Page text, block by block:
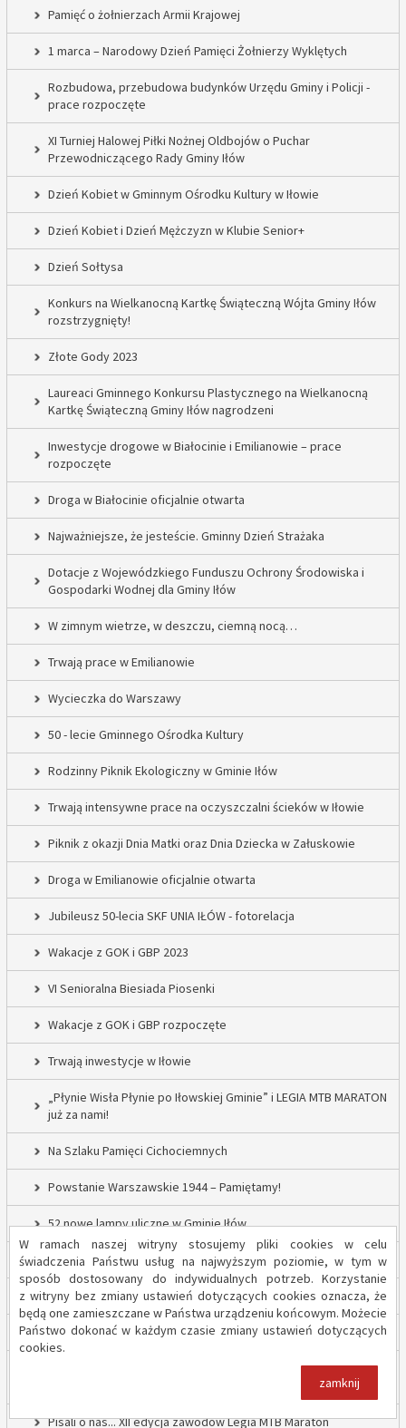
W ramach naszej witryny stosujemy pliki cookies w celu
świadczenia Państwu usług na najwyższym poziomie, w tym w
sposób dostosowany do indywidualnych potrzeb. Korzystanie
z witryny bez zmiany ustawień dotyczących cookies oznacza, że
będą one zamieszczane w Państwa urządzeniu końcowym. Możecie
Państwo dokonać w każdym czasie zmiany ustawień dotyczących
cookies.
zamknij
Pamięć o żołnierzach Armii Krajowej
1 marca – Narodowy Dzień Pamięci Żołnierzy Wyklętych
Rozbudowa, przebudowa budynków Urzędu Gminy i Policji -
prace rozpoczęte
XI Turniej Halowej Piłki Nożnej Oldbojów o Puchar
Przewodniczącego Rady Gminy Iłów
Dzień Kobiet w Gminnym Ośrodku Kultury w Iłowie
Dzień Kobiet i Dzień Mężczyzn w Klubie Senior+
Dzień Sołtysa
Konkurs na Wielkanocną Kartkę Świąteczną Wójta Gminy Iłów
rozstrzygnięty!
Złote Gody 2023
Laureaci Gminnego Konkursu Plastycznego na Wielkanocną
Kartkę Świąteczną Gminy Iłów nagrodzeni
Inwestycje drogowe w Białocinie i Emilianowie – prace
rozpoczęte
Droga w Białocinie oficjalnie otwarta
Najważniejsze, że jesteście. Gminny Dzień Strażaka
Dotacje z Wojewódzkiego Funduszu Ochrony Środowiska i
Gospodarki Wodnej dla Gminy Iłów
W zimnym wietrze, w deszczu, ciemną nocą…
Trwają prace w Emilianowie
Wycieczka do Warszawy
50 - lecie Gminnego Ośrodka Kultury
Rodzinny Piknik Ekologiczny w Gminie Iłów
Trwają intensywne prace na oczyszczalni ścieków w Iłowie
Piknik z okazji Dnia Matki oraz Dnia Dziecka w Załuskowie
Droga w Emilianowie oficjalnie otwarta
Jubileusz 50-lecia SKF UNIA IŁÓW - fotorelacja
Wakacje z GOK i GBP 2023
VI Senioralna Biesiada Piosenki
Wakacje z GOK i GBP rozpoczęte
Trwają inwestycje w Iłowie
„Płynie Wisła Płynie po Iłowskiej Gminie” i LEGIA MTB MARATON
już za nami!
Na Szlaku Pamięci Cichociemnych
Powstanie Warszawskie 1944 – Pamiętamy!
52 nowe lampy uliczne w Gminie Iłów
Inwestycja drogowa w Sadowie – prace rozpoczęte
Trwają inwestycje w Gminie Iłów
„Modernizacja Oczyszczalni Ścieków w Iłowie – etap II”
Strażacy z OSP Iłów walczą o pieniądze od Harnasia. Zachęcamy
Pisali o nas... XII edycja zawodów Legia MTB Maraton